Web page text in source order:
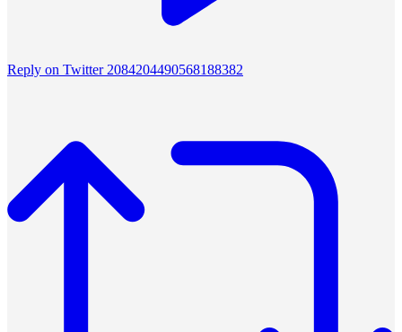
Reply on Twitter 2084204490568188382